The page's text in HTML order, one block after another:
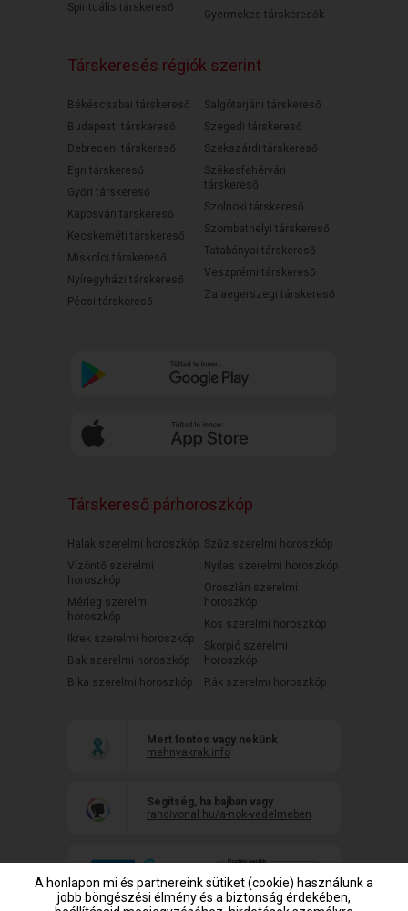
Spirituális társkereső
Gyermekes társkeresők
Társkeresés régiók szerint
Békéscsabai társkereső
Budapesti társkereső
Debreceni társkereső
Egri társkereső
Győri társkereső
Kaposvári társkereső
Kecskeméti társkereső
Miskolci társkereső
Nyíregyházi társkereső
Pécsi társkereső
Salgótarjáni társkereső
Szegedi társkereső
Szekszárdi társkereső
Székesfehérvári
társkereső
Szolnoki társkereső
Szombathelyi társkereső
Tatabányai társkereső
Veszprémi társkereső
Zalaegerszegi társkereső
Társkereső párhoroszkóp
Halak szerelmi horoszkóp
Vízöntő szerelmi
horoszkóp
Mérleg szerelmi
horoszkóp
Ikrek szerelmi horoszkóp
Bak szerelmi horoszkóp
Bika szerelmi horoszkóp
Szűz szerelmi horoszkóp
Nyilas szerelmi horoszkóp
Oroszlán szerelmi
horoszkóp
Kos szerelmi horoszkóp
Skorpió szerelmi
horoszkóp
Rák szerelmi horoszkóp
Mert fontos vagy nekünk
mehnyakrak.info
Segítség, ha bajban vagy
randivonal.hu/a-nok-vedelmeben
A honlapon mi és partnereink sütiket (cookie) használunk a
jobb böngészési élmény és a biztonság érdekében,